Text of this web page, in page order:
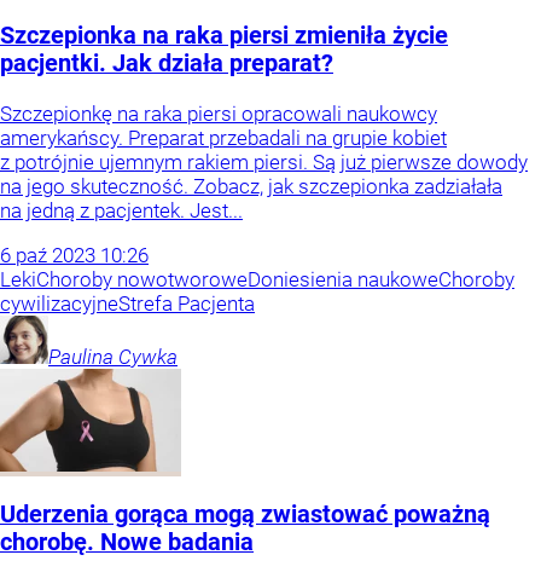
Szczepionka na raka piersi zmieniła życie
pacjentki. Jak działa preparat?
Szczepionkę na raka piersi opracowali naukowcy
amerykańscy. Preparat przebadali na grupie kobiet
z potrójnie ujemnym rakiem piersi. Są już pierwsze dowody
na jego skuteczność. Zobacz, jak szczepionka zadziałała
na jedną z pacjentek. Jest...
6 paź 2023 10:26
LekiChoroby nowotworoweDoniesienia naukoweChoroby
cywilizacyjneStrefa Pacjenta
Paulina Cywka
Uderzenia gorąca mogą zwiastować poważną
chorobę. Nowe badania